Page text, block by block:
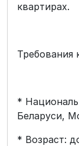
квартирах.
Требования
*
Беларуси,
* Возраст: